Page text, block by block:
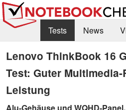
Tests News
Benchmarks & Tech
Externe
Kaufberatung
Deals
Forum
Lenovo ThinkBook 16
Test: Guter
Leistung